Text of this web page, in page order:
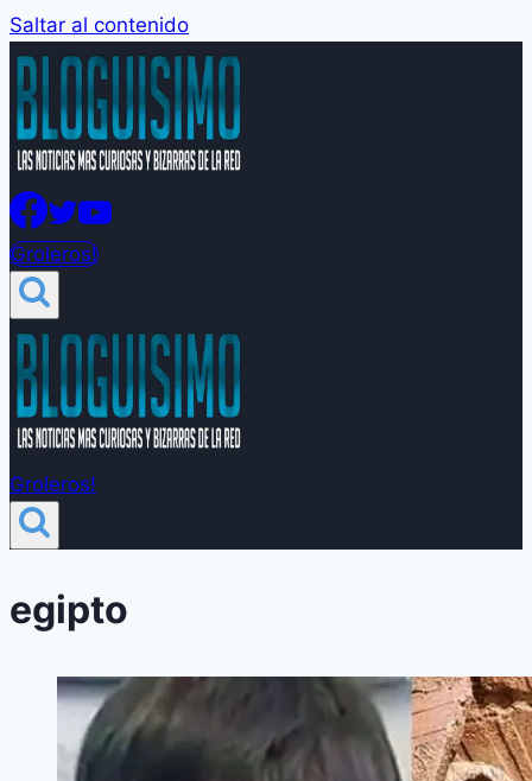
Saltar al contenido
Groleros!
Groleros!
egipto